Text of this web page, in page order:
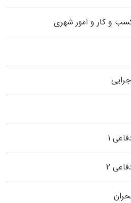
و کار و امور شهری
۱
۲